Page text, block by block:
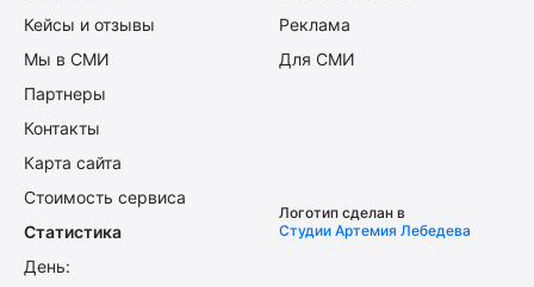
Кейсы и отзывы
Мы в СМИ
Партнеры
Контакты
Карта сайта
Стоимость сервиса
Реклама
Для СМИ
Статистика
День:
Логотип сделан в
Студии Артемия Лебедева